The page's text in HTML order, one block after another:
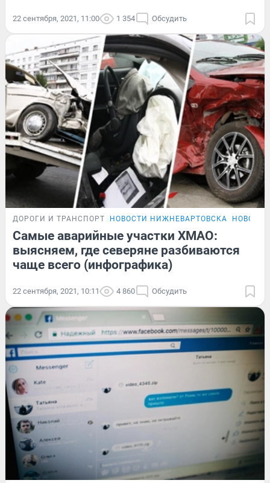
22 сентября, 2021, 11:00 1 354 Обсудить
ДОРОГИ И ТРАНСПОРТ НОВОСТИ НИЖНЕВАРТОВСКА
Самые аварийные участки ХМАО:
выясняем, где северяне разбиваются
чаще всего (инфографика)
22 сентября, 2021, 10:11 4 860 Обсудить